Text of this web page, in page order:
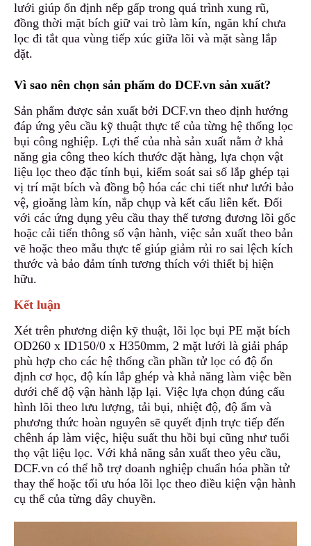
lưới giúp ổn định nếp gấp trong quá trình xung rũ,
đồng thời mặt bích giữ vai trò làm kín, ngăn khí chưa
lọc đi tắt qua vùng tiếp xúc giữa lõi và mặt sàng lắp
đặt.
Vì sao nên chọn sản phẩm do DCF.vn sản xuất?
Sản phẩm được sản xuất bởi DCF.vn theo định hướng
đáp ứng yêu cầu kỹ thuật thực tế của từng hệ thống lọc
bụi công nghiệp. Lợi thế của nhà sản xuất nằm ở khả
năng gia công theo kích thước đặt hàng, lựa chọn vật
liệu lọc theo đặc tính bụi, kiểm soát sai số lắp ghép tại
vị trí mặt bích và đồng bộ hóa các chi tiết như lưới bảo
vệ, gioăng làm kín, nắp chụp và kết cấu liên kết. Đối
với các ứng dụng yêu cầu thay thế tương đương lõi gốc
hoặc cải tiến thông số vận hành, việc sản xuất theo bản
vẽ hoặc theo mẫu thực tế giúp giảm rủi ro sai lệch kích
thước và bảo đảm tính tương thích với thiết bị hiện
hữu.
Kết luận
Xét trên phương diện kỹ thuật, lõi lọc bụi PE mặt bích
OD260 x ID150/0 x H350mm, 2 mặt lưới là giải pháp
phù hợp cho các hệ thống cần phần tử lọc có độ ổn
định cơ học, độ kín lắp ghép và khả năng làm việc bền
dưới chế độ vận hành lặp lại. Việc lựa chọn đúng cấu
hình lõi theo lưu lượng, tải bụi, nhiệt độ, độ ẩm và
phương thức hoàn nguyên sẽ quyết định trực tiếp đến
chênh áp làm việc, hiệu suất thu hồi bụi cũng như tuổi
thọ vật liệu lọc. Với khả năng sản xuất theo yêu cầu,
DCF.vn có thể hỗ trợ doanh nghiệp chuẩn hóa phần tử
thay thế hoặc tối ưu hóa lõi lọc theo điều kiện vận hành
cụ thể của từng dây chuyền.